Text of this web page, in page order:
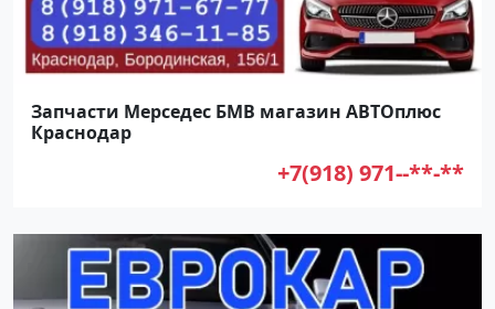
Запчасти Мерседес БМВ магазин АВТОплюс
Краснодар
+7(918) 971--**-**